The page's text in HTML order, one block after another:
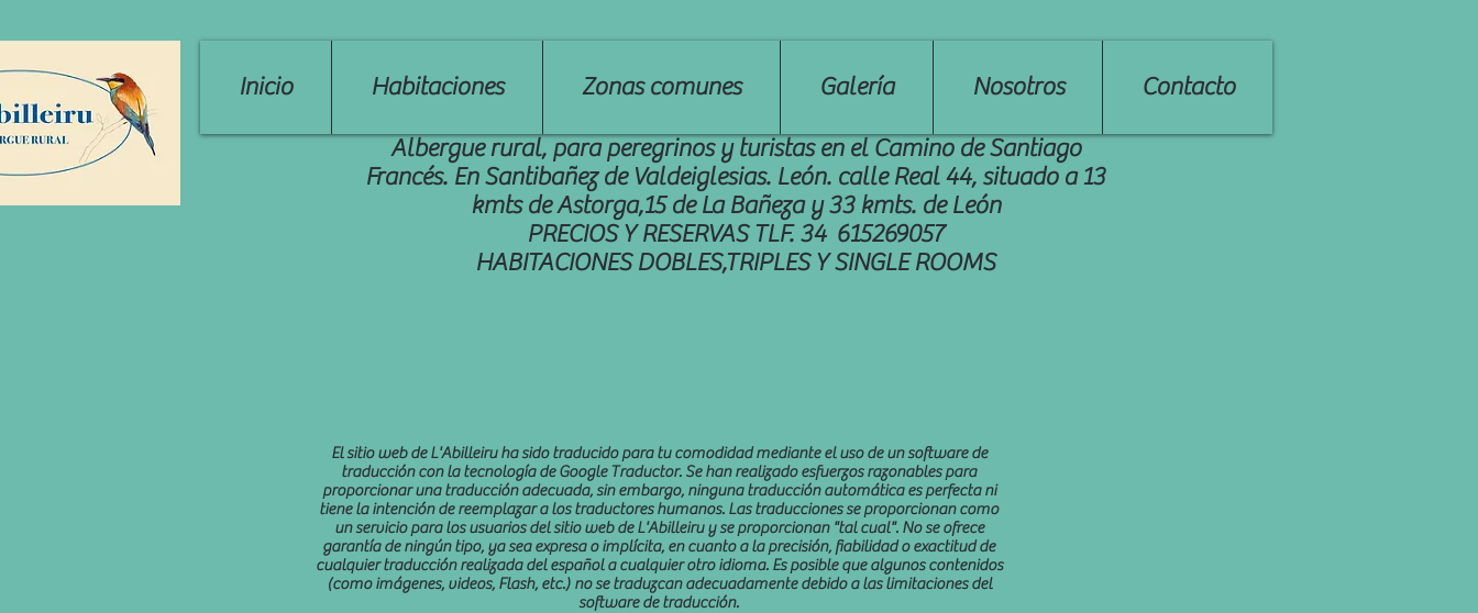
Inicio Habitaciones Zonas comunes Galería Nosotros Contacto
Albergue rural, para peregrinos y turistas en el Camino de Santiago
Francés. En Santibañez de Valdeiglesias. León. calle Real 44, situado a 13
kmts de Astorga,15 de La Bañeza y 33 kmts. de León
PRECIOS Y RESERVAS TLF. 34 615269057
HABITACIONES DOBLES,TRIPLES Y SINGLE ROOMS
El sitio web de L'Abilleiru ha sido traducido para tu comodidad mediante el uso de un software de
traducción con la tecnología de Google Traductor. Se han realizado esfuerzos razonables para
proporcionar una traducción adecuada, sin embargo, ninguna traducción automática es perfecta ni
tiene la intención de reemplazar a los traductores humanos. Las traducciones se proporcionan como
un servicio para los usuarios del sitio web de L'Abilleiru y se proporcionan "tal cual". No se ofrece
garantía de ningún tipo, ya sea expresa o implícita, en cuanto a la precisión, fiabilidad o exactitud de
cualquier traducción realizada del español a cualquier otro idioma. Es posible que algunos contenidos
(como imágenes, videos, Flash, etc.) no se traduzcan adecuadamente debido a las limitaciones del
software de traducción.